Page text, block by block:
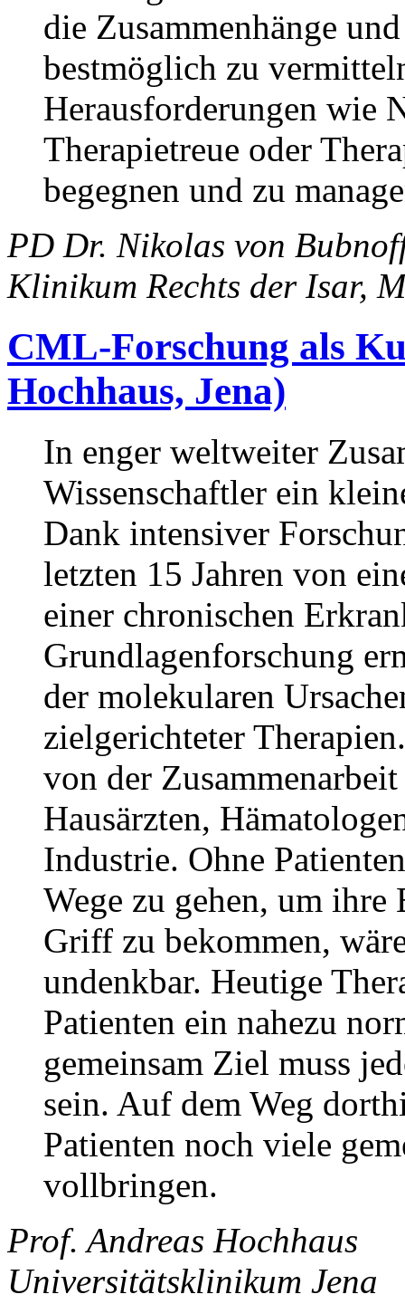
die Zusammenhänge
bestmöglich zu
Herausforderungen wie
Therapietreue oder
begegnen und zu
PD Dr. Nikolas von
Klinikum Rechts der Isar,
CML-Forschung als
Hochhaus, Jena)
In enger weltweiter
Wissenschaftler ein
Dank intensiver
letzten 15 Jahren von
einer chronischen
Grundlagenforschung
der molekularen
zielgerichteter
von der
Hausärzten,
Industrie. Ohne
Wege zu gehen, um
Griff zu bekommen,
undenkbar. Heutige
Patienten ein nahezu
gemeinsam Ziel muss
sein. Auf dem Weg
Patienten noch viele
vollbringen.
Prof. Andreas Hochhaus
Universitätsklinikum Jena